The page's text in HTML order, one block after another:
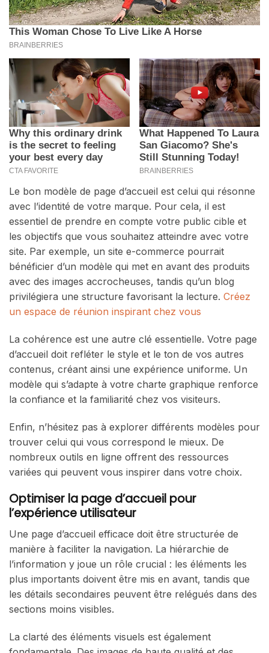
Le bon modèle de page d’accueil est celui qui résonne
avec l’identité de votre marque. Pour cela, il est
essentiel de prendre en compte votre public cible et
les objectifs que vous souhaitez atteindre avec votre
site. Par exemple, un site e-commerce pourrait
bénéficier d’un modèle qui met en avant des produits
avec des images accrocheuses, tandis qu’un blog
privilégiera une structure favorisant la lecture. Créez
un espace de réunion inspirant chez vous
La cohérence est une autre clé essentielle. Votre page
d’accueil doit refléter le style et le ton de vos autres
contenus, créant ainsi une expérience uniforme. Un
modèle qui s’adapte à votre charte graphique renforce
la confiance et la familiarité chez vos visiteurs.
Enfin, n’hésitez pas à explorer différents modèles pour
trouver celui qui vous correspond le mieux. De
nombreux outils en ligne offrent des ressources
variées qui peuvent vous inspirer dans votre choix.
Optimiser la page d’accueil pour
l’expérience utilisateur
Une page d’accueil efficace doit être structurée de
manière à faciliter la navigation. La hiérarchie de
l’information y joue un rôle crucial : les éléments les
plus importants doivent être mis en avant, tandis que
les détails secondaires peuvent être relégués dans des
sections moins visibles.
La clarté des éléments visuels est également